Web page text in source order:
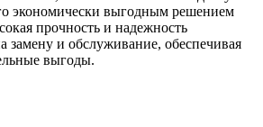
экономически выгодным решением
прочность и надежность
замену и обслуживание, обеспечивая
выгоды.